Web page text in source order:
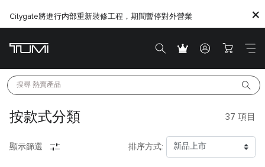
Citygate將進行内部重新裝修工程，期間暫停對外營業
搜尋 熱賣產品
按款式分類 37 項目
顯示篩選 排序方式: